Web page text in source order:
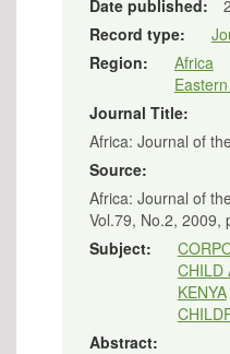
Date published:
Record type:
Region:
Africa
Journal Title:
Africa: Journal of
Source:
Africa: Journal of
Vol.79, No.2, 2009,
Subject:
CHILD
KENYA
Abstract: